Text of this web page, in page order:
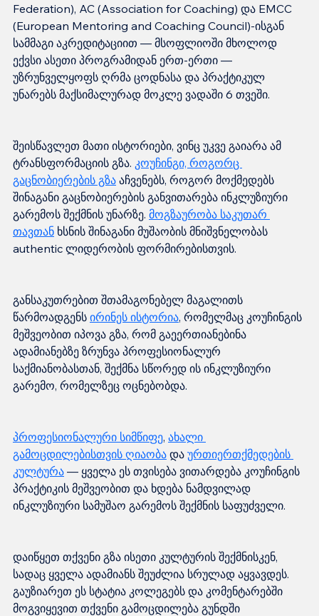
Federation), AC (Association for Coaching) და EMCC
(European Mentoring and Coaching Council)-ისგან
სამმაგი აკრედიტაციით — მსოფლიოში მხოლოდ
ექვსი ასეთი პროგრამიდან ერთ-ერთი —
უზრუნველყოფს ღრმა ცოდნასა და პრაქტიკულ
შეისწავლეთ მათი ისტორიები, ვინც უკვე გაიარა ამ
ტრანსფორმაციის გზა. კოუჩინგი, როგორც
გაცნობიერების გზა აჩვენებს, როგორ მოქმედებს
შინაგანი გაცნობიერების განვითარება ინკლუზიური
გარემოს შექმნის უნარზე. მოგზაურობა საკუთარ
თავთან ხსნის შინაგანი მუშაობის მნიშვნელობას
განსაკუთრებით შთამაგონებელ მაგალითს
წარმოადგენს ირინეს ისტორია, რომელმაც კოუჩინგის
მეშვეობით იპოვა გზა, რომ გაეერთიანებინა
ადამიანებზე ზრუნვა პროფესიონალურ
საქმიანობასთან, შექმნა სწორედ ის ინკლუზიური
პროფესიონალური სიმწიფე, ახალი
გამოცდილებისთვის ღიაობა და ურთიერთქმედების
კულტურა — ყველა ეს თვისება ვითარდება კოუჩინგის
პრაქტიკის მეშვეობით და ხდება ნამდვილად
დაიწყეთ თქვენი გზა ისეთი კულტურის შექმნისკენ,
სადაც ყველა ადამიანს შეუძლია სრულად აყვავდეს.
გაუზიარეთ ეს სტატია კოლეგებს და კომენტარებში
მოგვიყევით თქვენი გამოცდილება გუნდში